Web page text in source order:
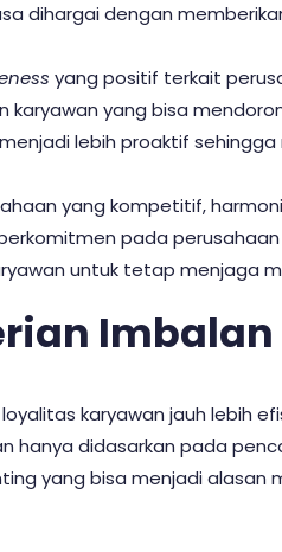
dihargai dengan
yang positif terkait
karyawan yang bisa
lebih proaktif
yang kompetitif,
pada perusahaan
untuk tetap menjaga
karyawan jauh lebih
hanya didasarkan pada
yang bisa menjadi alasan